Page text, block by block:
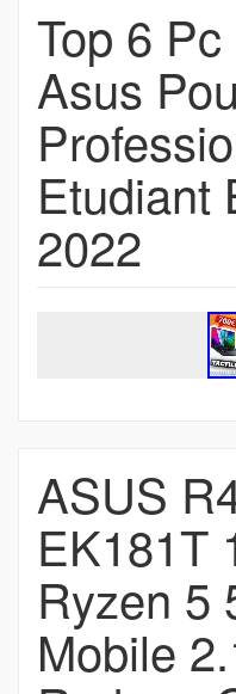
Top 6
Asus
Etudiant
2022
ASUS
EK181T
Ryzen 5
Mobile